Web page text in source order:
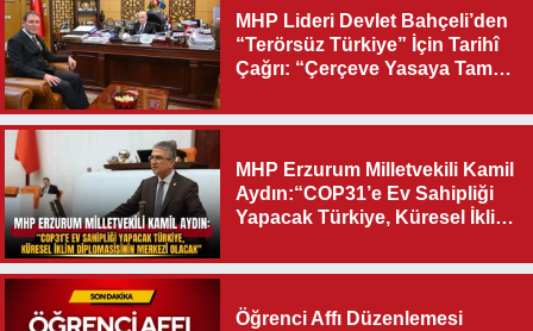
MHP Lideri Devlet Bahçeli’den
“Terörsüz Türkiye” İçin Tarihî
Çağrı: “Çerçeve Yasaya Tam
MHP Erzurum Milletvekili Kamil
Aydın:“COP31’e Ev Sahipliği
Yapacak Türkiye, Küresel İklim
Olacak"
Öğrenci Affı Düzenlemesi